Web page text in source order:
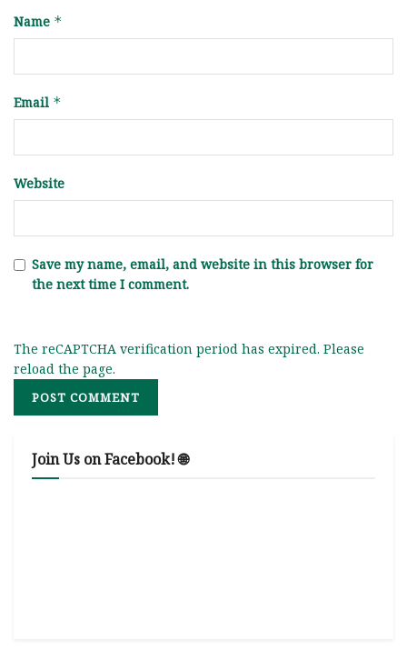
Name *
Email *
Website
Save my name, email, and website in this browser for
the next time I comment.
The reCAPTCHA verification period has expired. Please
reload the page.
Join Us on Facebook! 🌐